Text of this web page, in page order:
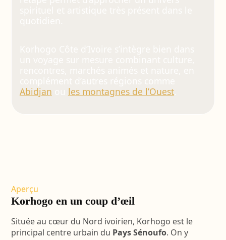
Abidjan
les montagnes de l’Ouest.
Aperçu
Korhogo en un coup d’œil
Située au cœur du Nord ivoirien, Korhogo est le
principal centre urbain du Pays Sénoufo. On y